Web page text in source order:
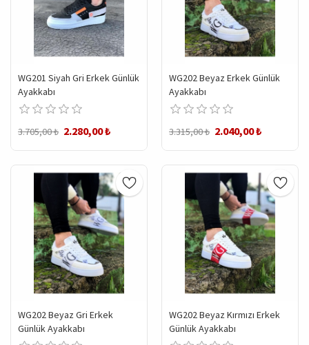
WG201 Siyah Gri Erkek Günlük
Ayakkabı
3.705,00 ₺ 2.280,00 ₺
WG202 Beyaz Erkek Günlük
Ayakkabı
3.315,00 ₺ 2.040,00 ₺
WG202 Beyaz Gri Erkek
Günlük Ayakkabı
WG202 Beyaz Kırmızı Erkek
Günlük Ayakkabı